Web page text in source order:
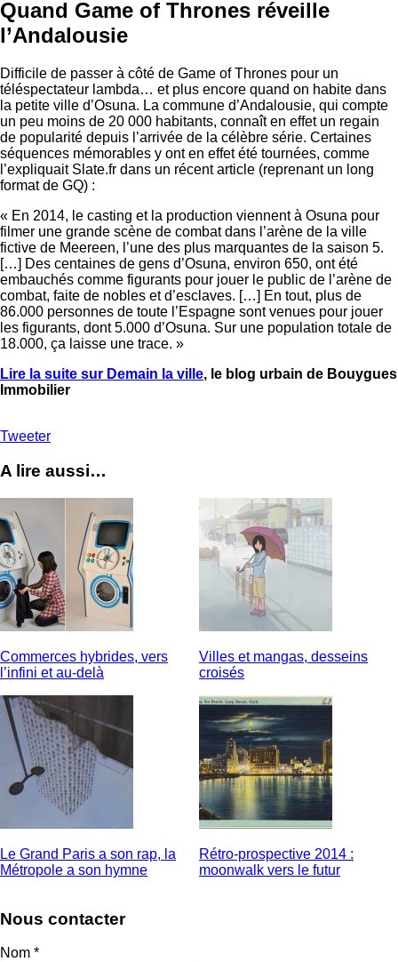
Quand Game of Thrones réveille
l’Andalousie
Difficile de passer à côté de Game of Thrones pour un
téléspectateur lambda… et plus encore quand on habite dans
la petite ville d’Osuna. La commune d’Andalousie, qui compte
un peu moins de 20 000 habitants, connaît en effet un regain
de popularité depuis l’arrivée de la célèbre série. Certaines
séquences mémorables y ont en effet été tournées, comme
l’expliquait Slate.fr dans un récent article (reprenant un long
format de GQ) :
« En 2014, le casting et la production viennent à Osuna pour
filmer une grande scène de combat dans l’arène de la ville
fictive de Meereen, l’une des plus marquantes de la saison 5.
[…] Des centaines de gens d’Osuna, environ 650, ont été
embauchés comme figurants pour jouer le public de l’arène de
combat, faite de nobles et d’esclaves. […] En tout, plus de
86.000 personnes de toute l’Espagne sont venues pour jouer
les figurants, dont 5.000 d’Osuna. Sur une population totale de
18.000, ça laisse une trace. »
Lire la suite sur Demain la ville, le blog urbain de Bouygues
Immobilier
Tweeter
A lire aussi…
Commerces hybrides, vers
l’infini et au-delà
Villes et mangas, desseins
croisés
Le Grand Paris a son rap, la
Métropole a son hymne
Rétro-prospective 2014 :
moonwalk vers le futur
Nous contacter
Nom *